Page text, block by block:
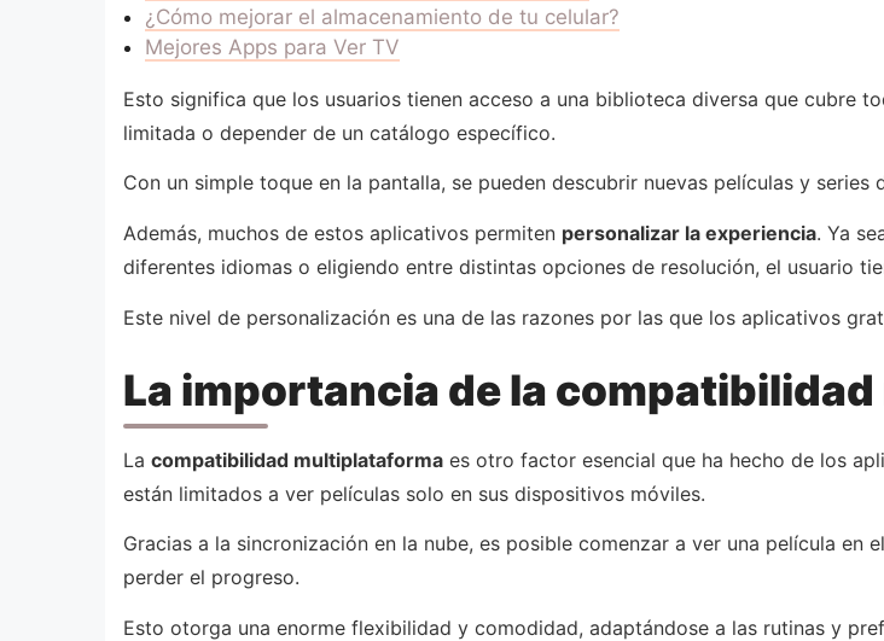
¿Cómo mejorar el almacenamiento de tu celular?
Mejores Apps para Ver TV
Esto significa que los usuarios tienen acceso a una biblioteca diversa que cubre
limitada o depender de un catálogo específico.
Con un simple toque en la pantalla, se pueden descubrir nuevas películas y series
Además, muchos de estos aplicativos permiten personalizar la experiencia. Ya
diferentes idiomas o eligiendo entre distintas opciones de resolución, el usuario
Este nivel de personalización es una de las razones por las que los aplicativos
La importancia de la
La compatibilidad multiplataforma es otro factor esencial que ha hecho de los
están limitados a ver películas solo en sus dispositivos móviles.
Gracias a la sincronización en la nube, es posible comenzar a ver una película
perder el progreso.
Esto otorga una enorme flexibilidad y comodidad, adaptándose a las rutinas y